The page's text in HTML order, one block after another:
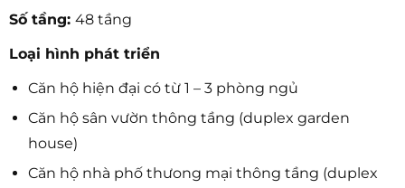
Số tầng: 48 tầng
Loại hình phát triển
Căn hộ hiện đại có từ 1 – 3 phòng ngủ
Căn hộ sân vườn thông tầng (duplex garden
house)
Căn hộ nhà phố thưong mại thông tầng (duplex